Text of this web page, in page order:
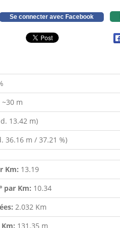
Se connecter avec Facebook
~30 m
13.42 m)
36.16 m / 37.21 %)
Km: 13.19
par Km: 10.34
2.032 Km
131.35 m